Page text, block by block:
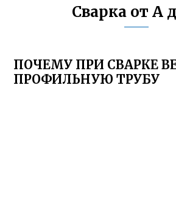
Сварка от А
ПОЧЕМУ ПРИ СВАРКЕ
ПРОФИЛЬНУЮ ТРУБУ